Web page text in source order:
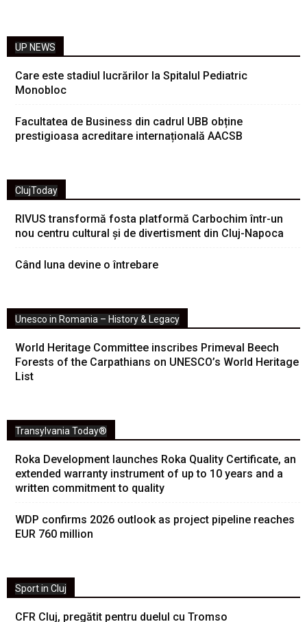
UP NEWS
Care este stadiul lucrărilor la Spitalul Pediatric
Monobloc
Facultatea de Business din cadrul UBB obține
prestigioasa acreditare internațională AACSB
ClujToday
RIVUS transformă fosta platformă Carbochim într-un
nou centru cultural și de divertisment din Cluj-Napoca
Când luna devine o întrebare
Unesco in Romania – History & Legacy
World Heritage Committee inscribes Primeval Beech
Forests of the Carpathians on UNESCO’s World Heritage
List
Transylvania Today®
Roka Development launches Roka Quality Certificate, an
extended warranty instrument of up to 10 years and a
written commitment to quality
WDP confirms 2026 outlook as project pipeline reaches
EUR 760 million
Sport in Cluj
CFR Cluj, pregătit pentru duelul cu Tromso